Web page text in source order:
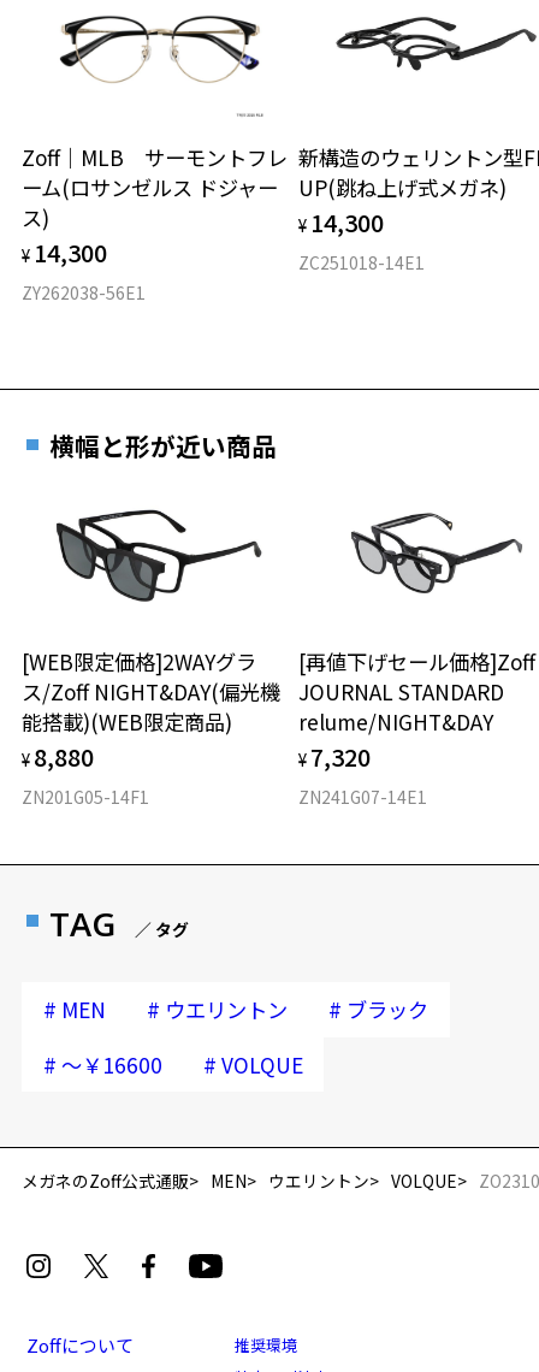
再入荷お知らせメールのお申し込み
※着脱式サングラス：デモレンズ、アタッチメント込みの重さ
タイプ
材質
フロント素材：アセテート
もっと見る
ダウンロード
Zoff｜MLB サーモントフレ
ーム(ロサンゼルス ドジャー
ス)
¥ 14,300
ZY262038-56E1
新構造のウェリントン型
UP(跳ね上げ式メガネ)
¥ 14,300
ZC251018-14E1
横幅と形が近い商品
[WEB限定価格]2WAYグラ
ス/Zoff NIGHT&DAY(偏光機
能搭載)(WEB限定商品)
¥ 8,880
ZN201G05-14F1
[再値下げセール価格
JOURNAL STANDARD
relume/NIGHT&DAY
¥ 7,320
ZN241G07-14E1
TAG ／ タグ
# MEN # ウエリントン # ブラック
# ～￥16600 # VOLQUE
メガネのZoff公式通販 MEN ウエリントン VOLQUE
Zoffについて
推奨環境